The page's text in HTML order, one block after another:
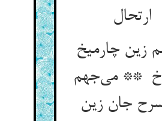
زین چارمیخ
** می‌جهم
جان زین